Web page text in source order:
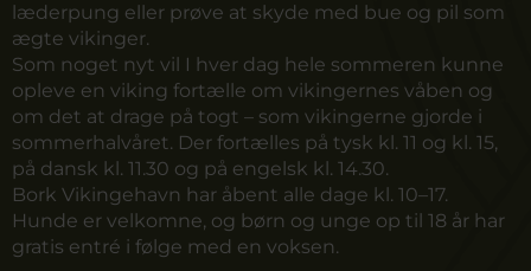
læderpung eller prøve at skyde med bue og pil som
ægte vikinger.
Som noget nyt vil I hver dag hele sommeren kunne
opleve en viking fortælle om vikingernes våben og
om det at drage på togt – som vikingerne gjorde i
sommerhalvåret. Der fortælles på tysk kl. 11 og kl. 15,
på dansk kl. 11.30 og på engelsk kl. 14.30.
Bork Vikingehavn har åbent alle dage kl. 10–17.
Hunde er velkomne, og børn og unge op til 18 år har
gratis entré i følge med en voksen.